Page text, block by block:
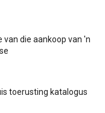
van die aankoop van 'n
toerusting katalogus